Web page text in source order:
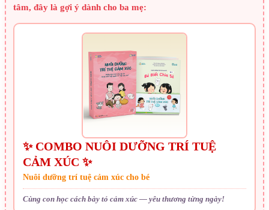
tâm, đây là gợi ý dành cho ba mẹ:
✨ COMBO NUÔI DƯỠNG TRÍ TUỆ
CẢM XÚC ✨
Nuôi dưỡng trí tuệ cảm xúc cho bé
Cùng con học cách bày tỏ cảm xúc — yêu thương từng ngày!